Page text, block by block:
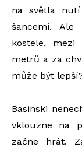
na světla
šancemi.
kostele,
metrů a za
může být
Basinski
vklouzne na
začne hrát.